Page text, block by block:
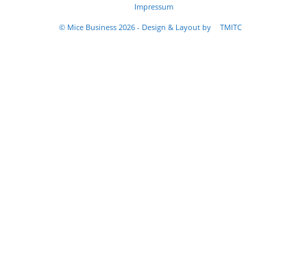
Impressum
© Mice Business 2026 - Design & Layout by
TMITC